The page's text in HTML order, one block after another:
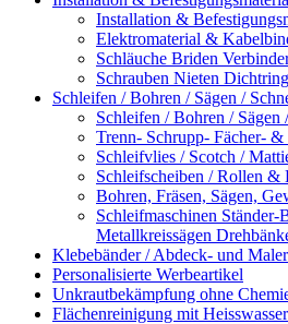
Installation &
Elektromaterial &
Schläuche Briden
Schrauben Nieten
Schleifen / Bohren / Sägen /
Schleifen / Bohren / Sägen
Trenn- Schrupp- Fächer-
Schleifvlies / Scotch /
Schleifscheiben / Rollen &
Bohren, Fräsen, Sägen,
Schleifmaschinen Ständer-
Metallkreissägen
Klebebänder / Abdeck- und
Personalisierte Werbeartikel
Unkrautbekämpfung ohne
Flächenreinigung mit Heisswasser